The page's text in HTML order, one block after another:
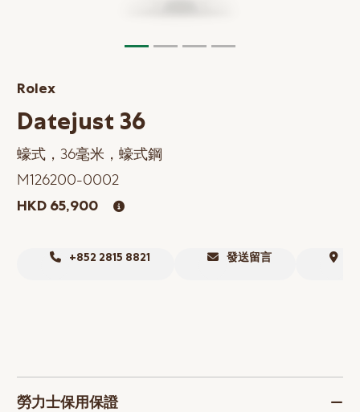
會員
登入
註冊
會員尊享
Rolex
Datejust 36
蠔式，36毫米，蠔式鋼
M126200-0002
HKD 65,900
+852 2815 8821 發送留言
勞力士保用保證